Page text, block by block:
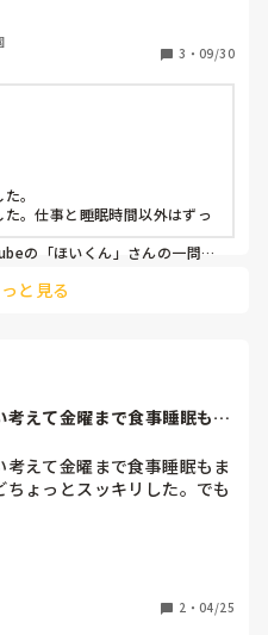
復習しますが、
たり潰そうと必死にやれば
と？不安です。
社会福祉に児童福祉が全滅
く合格科目増やす事に集中
したいのが本音です。みな
と幸いです。
心身ともに限界なときに支
の子育て支援員として働か
ごしています！やめてよか
目を合格して保育士になっ
ー！同志がいたら嬉しいで
3 ・ 09/30
。
。仕事と睡眠時間以外はずっ
の「ほいくん」さんの一問一
れていて超難が多いです。保
格は考えず、まず取れる科目
と見る
えて金曜まで食事睡眠もま
えて金曜まで食事睡眠もま
ょっとスッキリした。でも
ない、寝れない、涙が出て
ないなー😭
2 ・ 04/25